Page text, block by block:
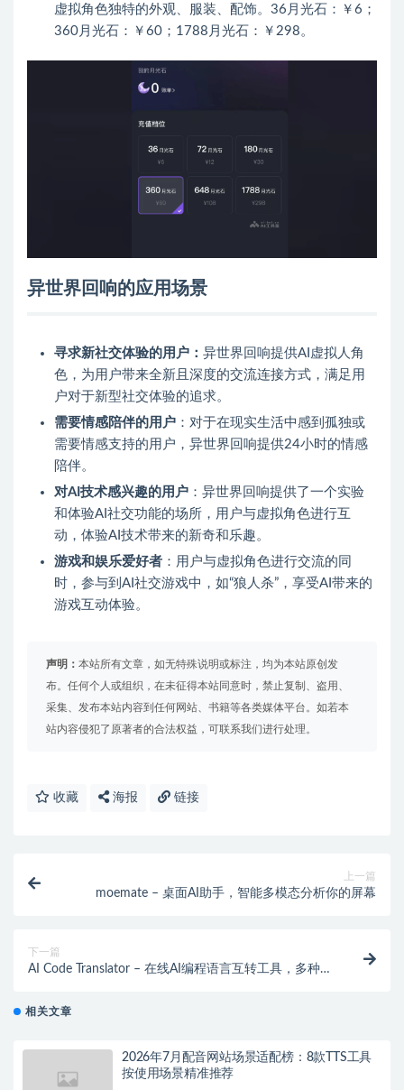
虚拟角色独特的外观、服装、配饰。36月光石：￥6；
360月光石：￥60；1788月光石：￥298。
异世界回响的应用场景
寻求新社交体验的用户： 异世界回响提供AI虚拟人角
色，为用户带来全新且深度的交流连接方式，满足用
户对于新型社交体验的追求。
需要情感陪伴的用户 ：对于在现实生活中感到孤独或
需要情感支持的用户，异世界回响提供24小时的情感
陪伴。
对AI技术感兴趣的用户 ：异世界回响提供了一个实验
和体验AI社交功能的场所，用户与虚拟角色进行互
动，体验AI技术带来的新奇和乐趣。
游戏和娱乐爱好者 ：用户与虚拟角色进行交流的同
时，参与到AI社交游戏中，如“狼人杀”，享受AI带来的
游戏互动体验。
声明： 本站所有文章，如无特殊说明或标注，均为本站原创发
布。任何个人或组织，在未征得本站同意时，禁止复制、盗用、
采集、发布本站内容到任何网站、书籍等各类媒体平台。如若本
站内容侵犯了原著者的合法权益，可联系我们进行处理。
收藏 海报 链接
上一篇
moemate – 桌面AI助手，智能多模态分析你的屏幕
下一篇
AI Code Translator – 在线AI编程语言互转工具，多种编
相关文章
2026年7月配音网站场景适配榜：8款TTS工具
按使用场景精准推荐